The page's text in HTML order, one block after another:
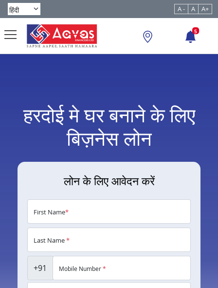
A - A A+
5
हरदोई मे घर बनाने के लिए
बिज़नेस लोन
लोन के लिए आवेदन करें
First Name*
Last Name*
+91 Mobile Number*